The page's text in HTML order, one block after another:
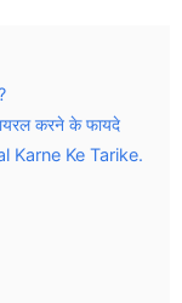
करने के फायदे
Karne Ke Tarike.